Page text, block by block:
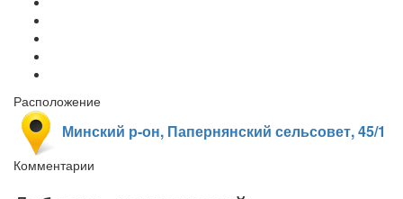
Расположение
Минский р-он, Папернянский сельсовет, 45/1
Комментарии